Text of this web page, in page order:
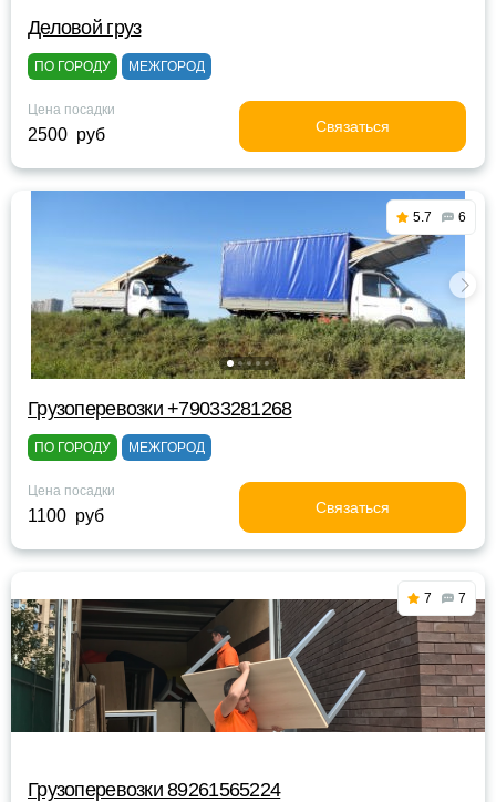
Деловой груз
ПО ГОРОДУ МЕЖГОРОД
Цена посадки
2500 руб Связаться
5.7 6
Грузоперевозки +79033281268
ПО ГОРОДУ МЕЖГОРОД
Цена посадки
1100 руб Связаться
7 7
Грузоперевозки 89261565224